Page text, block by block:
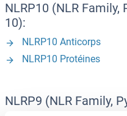
NLRP10 (NLR
10):
NLRP10 Anticorps
NLRP10 Protéines
NLRP9 (NLR Family,